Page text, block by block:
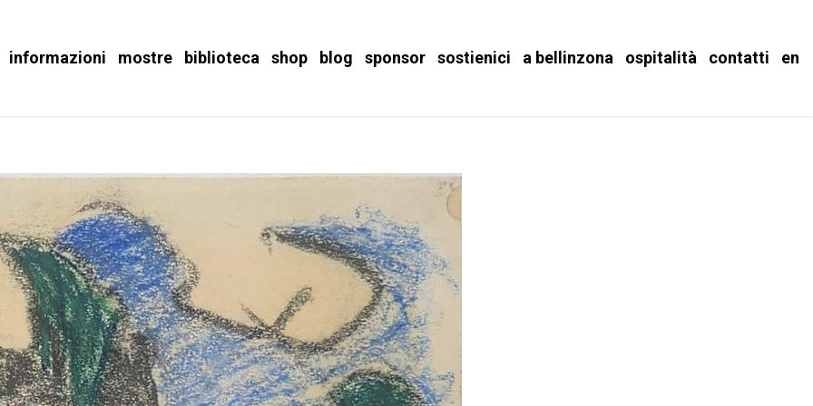
informazioni mostre biblioteca shop blog sponsor sostienici a bellinzona ospitalità contatti en